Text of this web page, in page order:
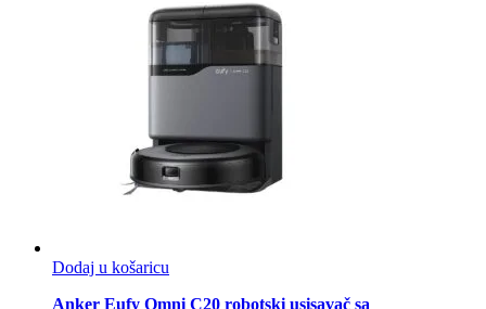
Dodaj u košaricu
Anker Eufy Omni C20 robotski usisavač sa